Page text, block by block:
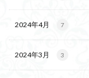
2024年4月 7
2024年3月 3